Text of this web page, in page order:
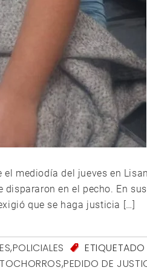
mediodía del jueves en
en el pecho. En
que se haga justicia […]
,POLICIALES
,PEDIDO DE